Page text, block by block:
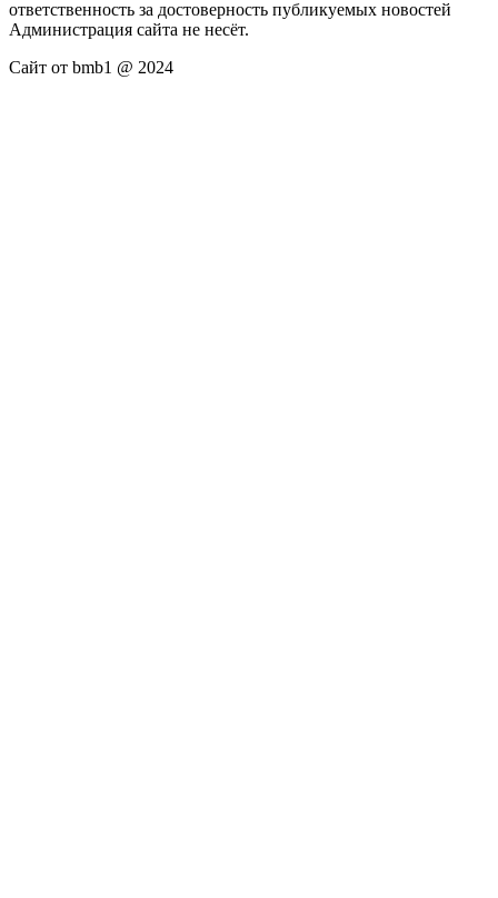
ответственность за достоверность публикуемых новостей
Администрация сайта не несёт.
Сайт от bmb1 @ 2024